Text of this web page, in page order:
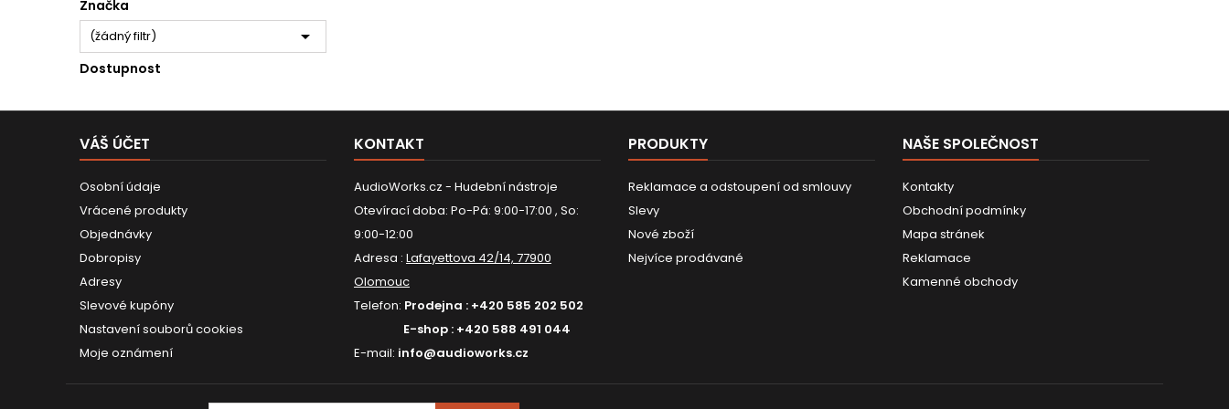
Značka
(žádný filtr) 
Dostupnost
VÁŠ ÚČET
Osobní údaje
Vrácené produkty
Objednávky
Dobropisy
Adresy
Slevové kupóny
Nastavení souborů cookies
Moje oznámení
KONTAKT
AudioWorks.cz - Hudební nástroje
Otevírací doba: Po-Pá: 9:00-17:00 , So:
9:00-12:00
Adresa : Lafayettova 42/14, 77900
Olomouc
Telefon: Prodejna : +420 585 202 502
E-shop : +420 588 491 044
E-mail: info@audioworks.cz
PRODUKTY
Reklamace a odstoupení od smlouvy
Slevy
Nové zboží
Nejvíce prodávané
NAŠE SPOLEČNOST
Kontakty
Obchodní podmínky
Mapa stránek
Reklamace
Kamenné obchody